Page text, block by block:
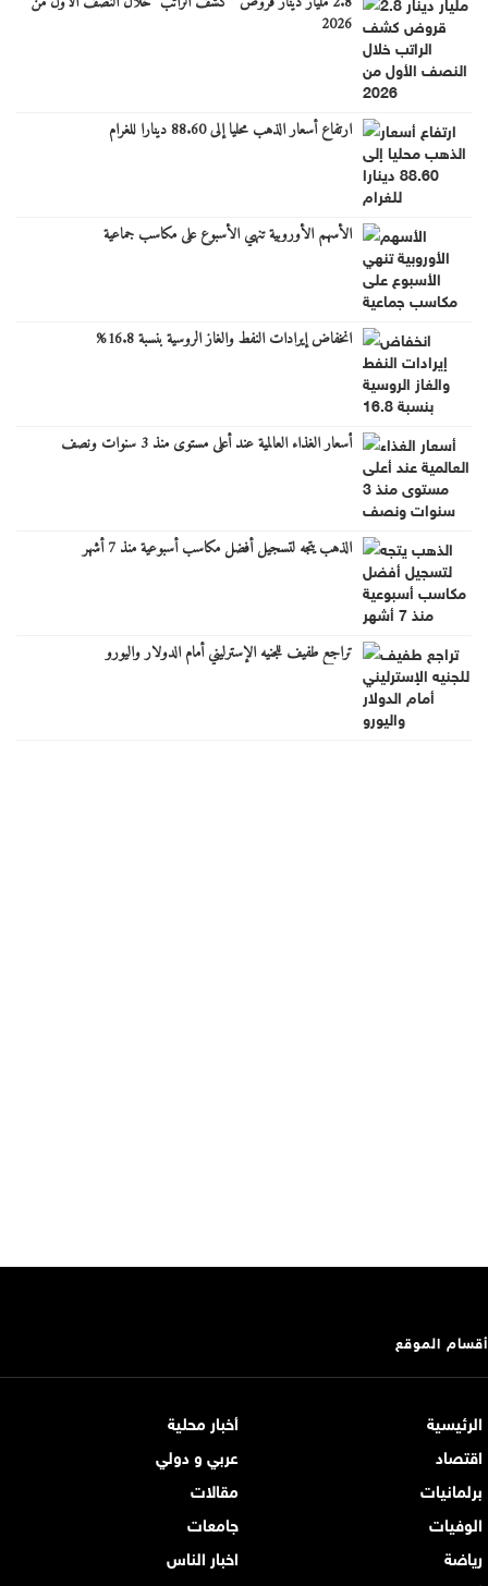
2026
ارتفاع أسعار الذهب محليا إلى 88.60 دينارا للغرام
الأسهم الأوروبية تنهي الأسبوع على مكاسب جماعية
انخفاض إيرادات النفط والغاز الروسية بنسبة 16.8%
أسعار الغذاء العالمية عند أعلى مستوى منذ 3 سنوات ونصف
الذهب يتجه لتسجيل أفضل مكاسب أسبوعية منذ 7 أشهر
تراجع طفيف للجنيه الإسترليني أمام الدولار واليورو
أقسام الموقع
الرئيسية
أخبار محلية
اقتصاد
عربي و دولي
برلمانيات
مقالات
الوفيات
جامعات
رياضة
اخبار الناس